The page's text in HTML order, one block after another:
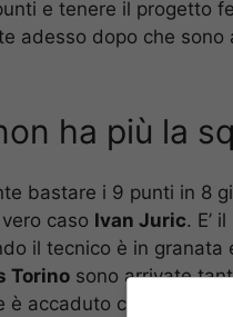
e tenere il progetto
adesso dopo che
ha più la
bastare i 9 punti in 8
caso Ivan Juric. E’
il tecnico è in
Torino sono arrivate
è accaduto con